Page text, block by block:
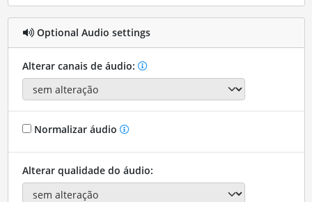
Optional Audio settings
Alterar canais de áudio:
Normalizar áudio
Alterar qualidade do áudio: